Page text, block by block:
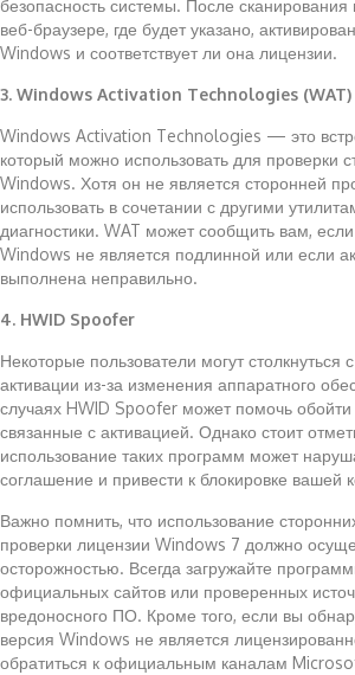
безопасность системы. После сканирования
веб-браузере, где будет указано,
Windows и соответствует ли она лицензии.
3. Windows Activation Technologies (WAT)
Windows Activation Technologies — это
который можно использовать для проверки
Windows. Хотя он не является сторонней
использовать в сочетании с другими
диагностики. WAT может сообщить вам,
Windows не является подлинной или если
выполнена неправильно.
4. HWID Spoofer
Некоторые пользователи могут столкнуться
активации из-за изменения аппаратного
случаях HWID Spoofer может помочь обойти
связанные с активацией. Однако стоит
использование таких программ может
соглашение и привести к блокировке вашей
Важно помнить, что использование
проверки лицензии Windows 7 должно
осторожностью. Всегда загружайте
официальных сайтов или проверенных
вредоносного ПО. Кроме того, если вы
версия Windows не является
обратиться к официальным каналам